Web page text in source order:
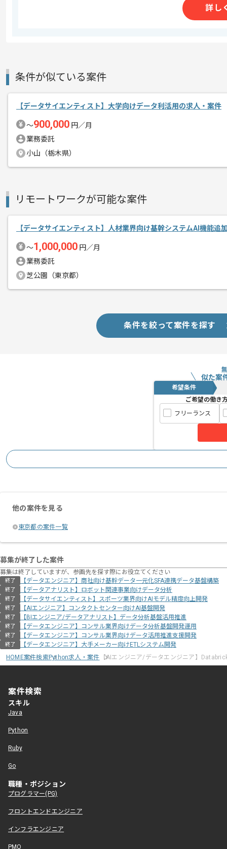
Databricksを用いた分析業務支援やAI
詳し
条件が似ている案件
【データサイエンティスト】大学向けデータ利活用の求人・案件
〜900,000 円／月
業務委託
小山（栃木県）
リモートワークが可能な案件
【データサイエンティスト】人材業界向け基幹システムAI機能追
〜1,000,000 円／月
業務委託
芝公園（東京都）
条件を絞って案件を探す
似た案
希望条件
ご希望の働き
フリーランス
他の案件を見る
東京都の案件一覧
募集が終了した案件
募集は終了していますが、参画先を探す際にお役立てください
終了 【データエンジニア】商社向け基幹データ一元化SFA連携データ基盤構築
終了 【データアナリスト】ロボット関連事業向けデータ分析
終了 【データサイエンティスト】スポーツ業界向けAIモデル精度向上開発
終了 【AIエンジニア】コンタクトセンター向けAI基盤開発
終了 【BIエンジニア/データアナリスト】データ分析基盤活用推進
終了 【データエンジニア】コンサル業界向けデータ分析基盤開発運用
終了 【データエンジニア】コンサル業界向けデータ活用推進支援開発
終了
【データエンジニア】大手メーカー向けETLシステム開発
HOME案件検索Python求人・案件 【AIエンジニア/データエンジニア】
案件検索
スキル
Java
Python
Ruby
Go
職種・ポジション
プログラマー(PG)
フロントエンドエンジニア
インフラエンジニア
PMO